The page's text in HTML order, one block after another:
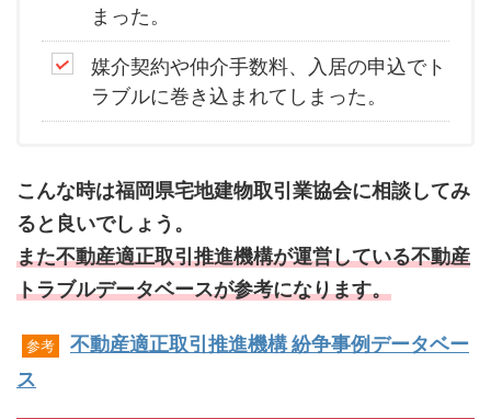
まった。
媒介契約や仲介手数料、入居の申込でト
ラブルに巻き込まれてしまった。
こんな時は福岡県宅地建物取引業協会に相談してみ
ると良いでしょう。
また不動産適正取引推進機構が運営している不動産
トラブルデータベースが参考になります。
参考
不動産適正取引推進機構 紛争事例データベー
ス